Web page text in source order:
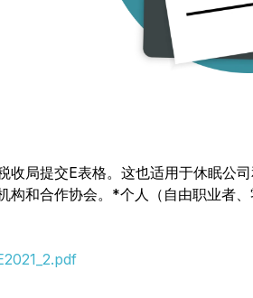
局提交E表格。这也适用于休眠公
和合作协会。*个人（自由职业者